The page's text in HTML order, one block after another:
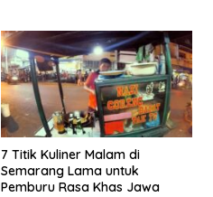
7 Titik Kuliner Malam di
Semarang Lama untuk
Pemburu Rasa Khas Jawa